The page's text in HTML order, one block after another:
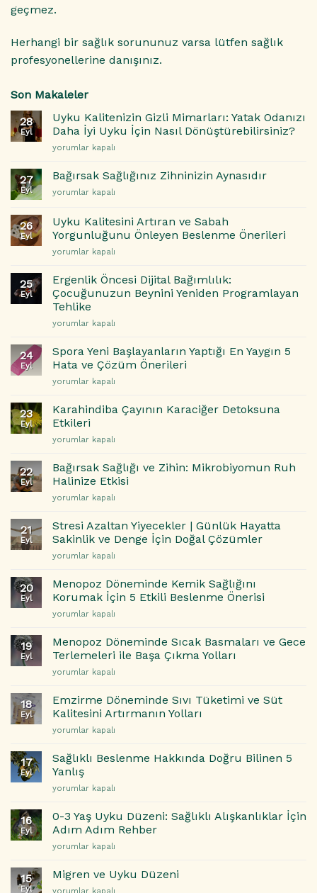
geçmez.
Herhangi bir sağlık sorununuz varsa lütfen sağlık
profesyonellerine danışınız.
Son Makaleler
28
Eyl
Uyku Kalitenizin Gizli Mimarları: Yatak Odanızı
Daha İyi Uyku İçin Nasıl Dönüştürebilirsiniz?
Uyku
Gizli
Mimarları:
Yatak
Daha
İyi
Uyku
İçin
Dönüştürebilirsiniz?
için
yorumlar kapalı
27
Eyl
Bağırsak Sağlığınız Zihninizin Aynasıdır
Bağırsak
Zihninizin
Aynasıdır
için
yorumlar kapalı
26
Eyl
Uyku Kalitesini Artıran ve Sabah
Yorgunluğunu Önleyen Beslenme Önerileri
Uyku
Artıran
Sabah
Yorgunluğunu
Önleyen
Önerileri
için
yorumlar kapalı
25
Eyl
Ergenlik Öncesi Dijital Bağımlılık:
Çocuğunuzun Beynini Yeniden Programlayan
Tehlike
Ergenlik
Dijital
Bağımlılık:
Çocuğunuzun
Beynini
Programlayan
Tehlike
yorumlar kapalı
24
Eyl
Spora Yeni Başlayanların Yaptığı En Yaygın 5
Hata ve Çözüm Önerileri
Spora
Başlayanların
Yaptığı
En
Yaygın
Hata
ve
Önerileri
yorumlar kapalı
23
Eyl
Karahindiba Çayının Karaciğer Detoksuna
Etkileri
Karahindiba
Karaciğer
Detoksuna
Etkileri
için
yorumlar kapalı
22
Eyl
Bağırsak Sağlığı ve Zihin: Mikrobiyomun Ruh
Halinize Etkisi
Bağırsak
ve
Zihin:
Mikrobiyomun
Ruh
Etkisi
için
yorumlar kapalı
21
Eyl
Stresi Azaltan Yiyecekler | Günlük Hayatta
Sakinlik ve Denge İçin Doğal Çözümler
Stresi
Yiyecekler
Günlük
Hayatta
ve
Denge
Doğal
için
yorumlar kapalı
20
Eyl
Menopoz Döneminde Kemik Sağlığını
Korumak İçin 5 Etkili Beslenme Önerisi
Menopoz
Kemik
Sağlığını
Korumak
İçin
Etkili
Beslenme
için
yorumlar kapalı
19
Eyl
Menopoz Döneminde Sıcak Basmaları ve Gece
Terlemeleri ile Başa Çıkma Yolları
Menopoz
Sıcak
Basmaları
ve
Gece
ile
Başa
Yolları
yorumlar kapalı
18
Eyl
Emzirme Döneminde Sıvı Tüketimi ve Süt
Kalitesini Artırmanın Yolları
Emzirme
Sıvı
Tüketimi
ve
Süt
Artırmanın
Yolları
yorumlar kapalı
17
Eyl
Sağlıklı Beslenme Hakkında Doğru Bilinen 5
Yanlış
Sağlıklı
Hakkında
Doğru
Bilinen
5
için
yorumlar kapalı
16
Eyl
0-3 Yaş Uyku Düzeni: Sağlıklı Alışkanlıklar İçin
Adım Adım Rehber
0-
Yaş
Uyku
yorumlar kapalı
15
Eyl
Migren ve Uyku Düzeni
Migren